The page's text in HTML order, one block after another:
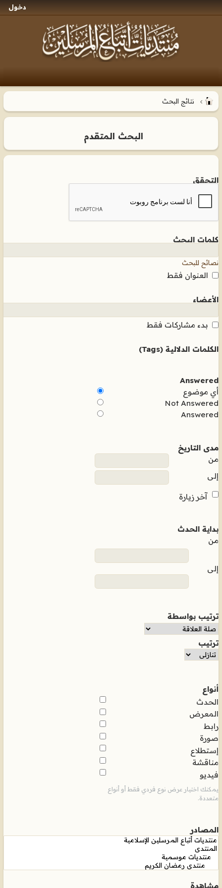
دخول
نتائج البحث
البحث المتقدم
التحقق
كلمات البحث
نصائح للبحث
العنوان فقط
الأعضاء
بدء مشاركات فقط
الكلمات الدلالية (Tags)
Answered
أي موضوع
Not Answered
Answered
مدى التاريخ
من
إلى
آخر زيارة
بداية الحدث
من
إلى
ترتيب بواسطة
ترتيب
أنواع
الحدث
المعرض
رابط
صورة
إستطلاع
مناقشة
فيديو
يمكنك اختيار عرض نوع فردي فقط أو أنواع
متعددة.
المصادر
مشاهدة